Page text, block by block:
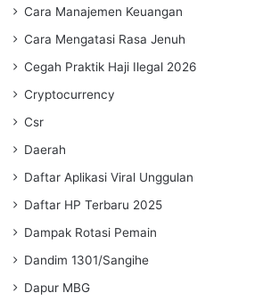
Cara Manajemen Keuangan
Cara Mengatasi Rasa Jenuh
Cegah Praktik Haji Ilegal 2026
Cryptocurrency
Csr
Daerah
Daftar Aplikasi Viral Unggulan
Daftar HP Terbaru 2025
Dampak Rotasi Pemain
Dandim 1301/Sangihe
Dapur MBG